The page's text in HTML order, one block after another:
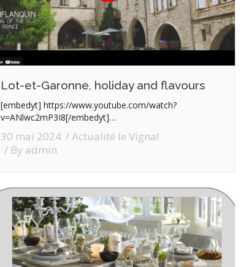
Lot-et-Garonne, holiday and flavours
[embedyt] https://www.youtube.com/watch?
v=ANlwc2mP3I8[/embedyt]…
30 mai 2024
Actualité le Vignal
By admin